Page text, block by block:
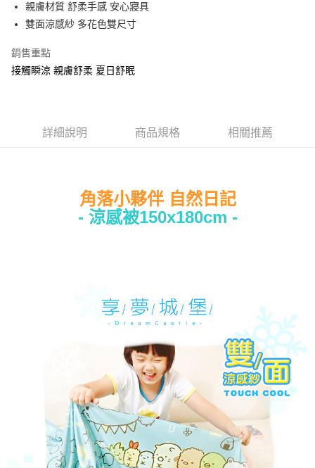
悠遊付
Google Pay
ATM付款
全家★依產品說明
每筆NT$60，滿NT$699(含以上)免運費
親膚材質 舒柔手感 安心寢具
雙面涼感紗 多花色雙尺寸
銷售重點
接觸瞬涼 親膚舒柔 夏日舒眠
詳細說明 商品規格 相關推薦
角落小夥伴 自然日記
- 涼感被150x180cm -